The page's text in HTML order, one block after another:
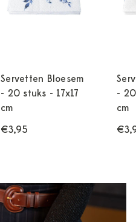
Servetten Bloesem
- 20 stuks - 17x17
cm
€3,95
-
cm